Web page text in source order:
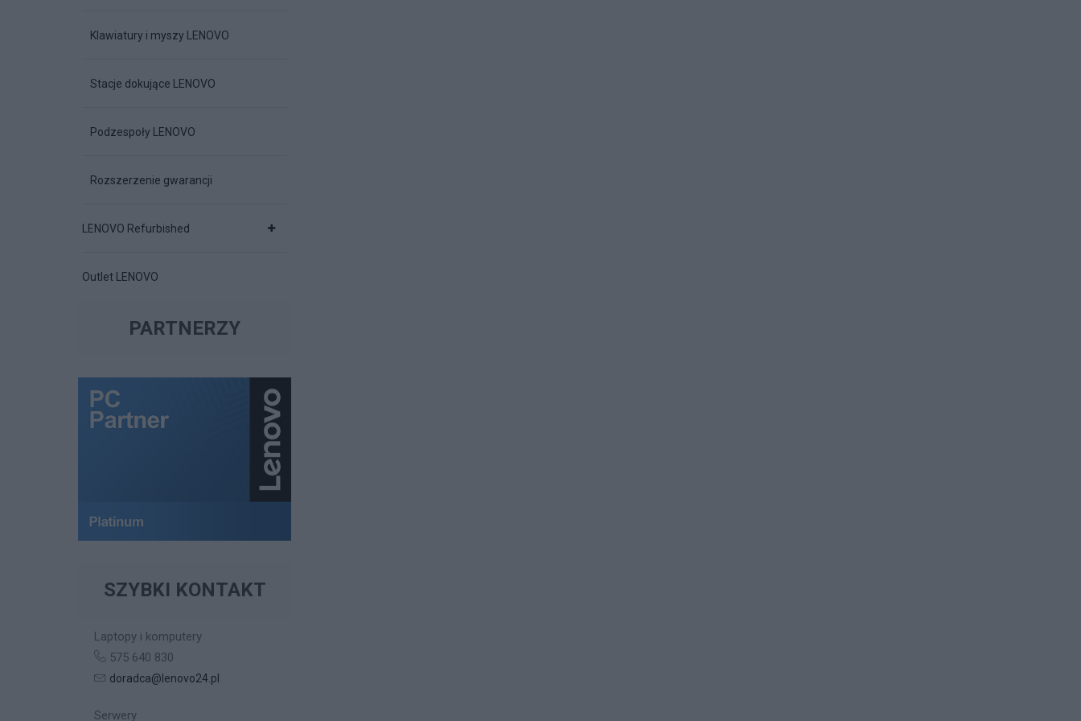
Klawiatury i myszy LENOVO
Stacje dokujące LENOVO
Podzespoły LENOVO
Rozszerzenie gwarancji
LENOVO Refurbished
Outlet LENOVO
PARTNERZY
SZYBKI KONTAKT
Laptopy i komputery
575 640 830
doradca@lenovo24.pl
Serwery